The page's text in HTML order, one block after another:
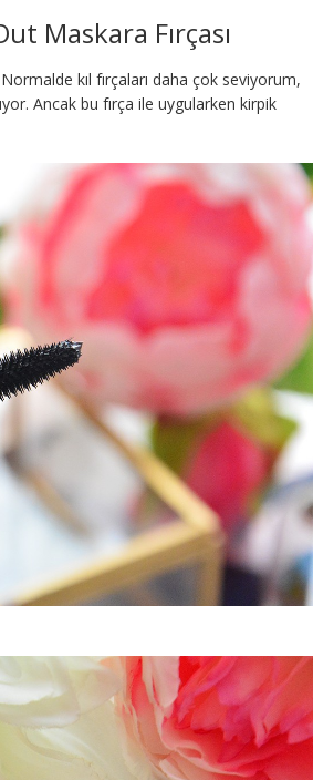
Maskara Fırçası
kıl fırçaları daha çok seviyorum,
Ancak bu fırça ile uygularken kirpik